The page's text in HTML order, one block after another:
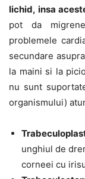
lichid, insa
pot da
problemele
secundare
la maini si la
nu sunt
organismului)
unghiul de
corneei cu